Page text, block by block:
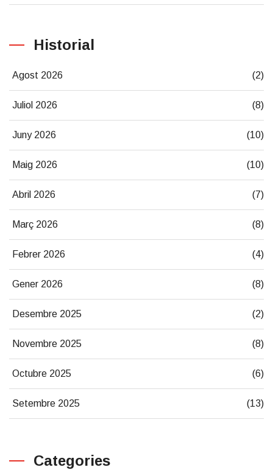
Historial
Agost 2026 (2)
Juliol 2026 (8)
Juny 2026 (10)
Maig 2026 (10)
Abril 2026 (7)
Març 2026 (8)
Febrer 2026 (4)
Gener 2026 (8)
Desembre 2025 (2)
Novembre 2025 (8)
Octubre 2025 (6)
Setembre 2025 (13)
Categories